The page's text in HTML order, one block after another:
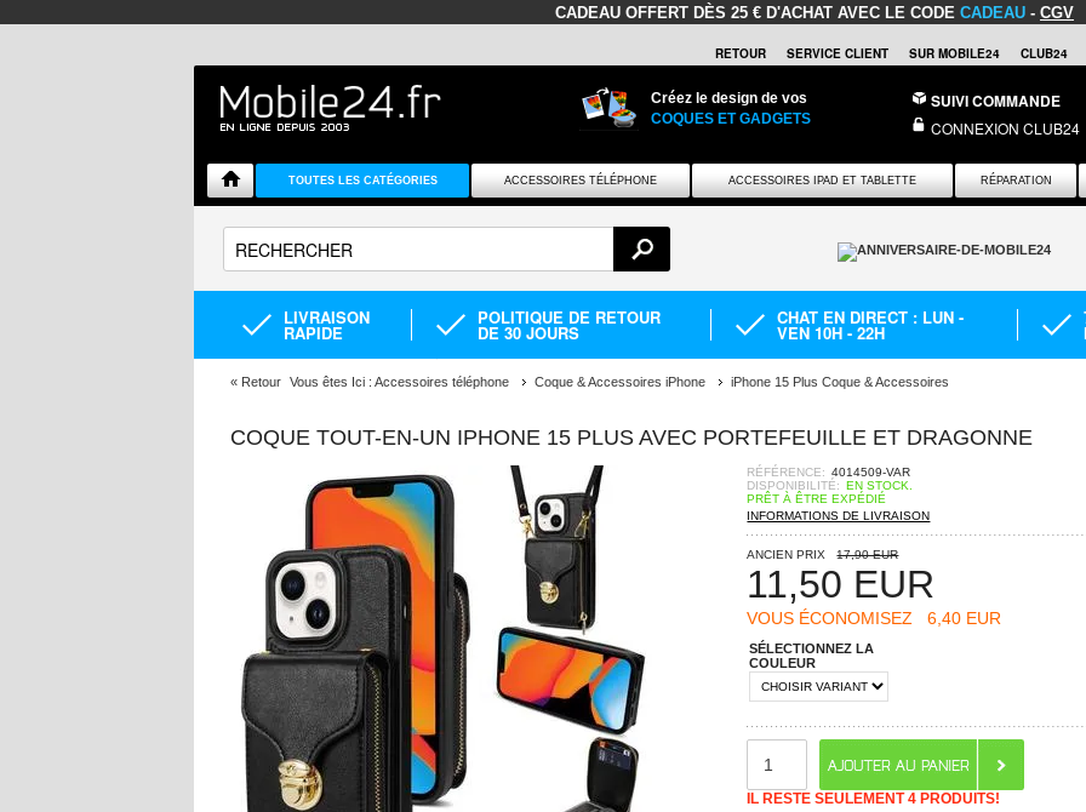
CADEAU OFFERT DÈS 25 € D'ACHAT AVEC LE CODE CADEAU - CGV
RETOUR SERVICE CLIENT SUR MOBILE24 CLUB24
Créez le design de vos
COQUES ET GADGETS
SUIVI COMMANDE
CONNEXION CLUB24
TOUTES LES CATÉGORIES ACCESSOIRES TÉLÉPHONE ACCESSOIRES IPAD ET TABLETTE RÉPARATION
LIVRAISON
RAPIDE
POLITIQUE DE RETOUR
DE 30 JOURS
CHAT EN DIRECT : LUN -
VEN 10H - 22H
« Retour Vous êtes Ici : Accessoires téléphone Coque & Accessoires iPhone iPhone 15 Plus Coque & Accessoires
COQUE TOUT-EN-UN IPHONE 15 PLUS AVEC PORTEFEUILLE ET DRAGONNE
RÉFÉRENCE: 4014509-VAR
DISPONIBILITÉ: EN STOCK.
PRÊT À ÊTRE EXPÉDIÉ
INFORMATIONS DE LIVRAISON
ANCIEN PRIX 17,90 EUR
11,50 EUR
VOUS ÉCONOMISEZ 6,40 EUR
SÉLECTIONNEZ LA
COULEUR
IL RESTE SEULEMENT 4 PRODUITS!